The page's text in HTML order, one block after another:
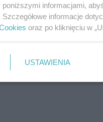
jesteś?
poniższymi informacjami,
Szczegółowe informacje
oraz po kliknięciu w
USTAWIENIA